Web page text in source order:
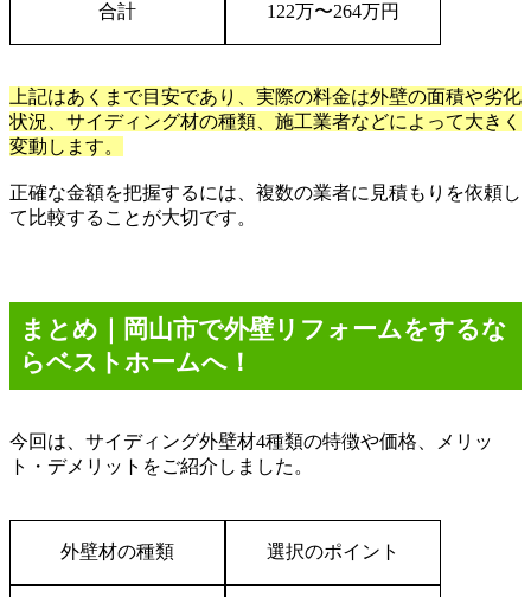
合計 122万〜264万円
上記はあくまで目安であり、実際の料金は外壁の面積や劣化
状況、サイディング材の種類、施工業者などによって大きく
変動します。
正確な金額を把握するには、複数の業者に見積もりを依頼し
て比較することが大切です。
まとめ｜岡山市で外壁リフォームをするな
らベストホームへ！
今回は、サイディング外壁材4種類の特徴や価格、メリッ
ト・デメリットをご紹介しました。
外壁材の種類 選択のポイント